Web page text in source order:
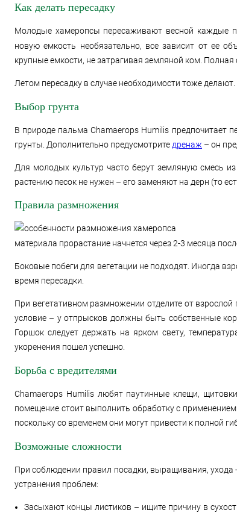
Как делать пересадку
Молодые хамеропсы пересаживают весной каждые
новую емкость необязательно, все зависит от ее
крупные емкости, не затрагивая земляной ком.
Летом пересадку в случае необходимости тоже
Выбор грунта
В природе пальма Chamaerops Humilis предпочитает
грунты. Дополнительно предусмотрите дренаж – он
Для молодых культур часто берут земляную смесь
растению песок не нужен – его заменяют на дерн (то
Правила размножения
материала прорастание начнется через 2-3 месяца
Боковые побеги для вегетации не подходят. Иногда
время пересадки.
При вегетативном размножении отделите от
условие – у отпрысков должны быть собственные
Горшок следует держать на ярком свету,
укоренения пошел успешно.
Борьба с вредителями
Chamaerops Humilis любят паутинные клещи,
помещение стоит выполнить обработку с
поскольку со временем они могут привести к полной
Возможные сложности
При соблюдении правил посадки, выращивания,
устранения проблем:
Засыхают концы листиков – ищите причину в